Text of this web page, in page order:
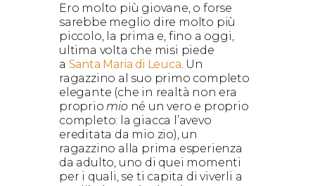
Ero molto più giovane, o forse
sarebbe meglio dire molto più
piccolo, la prima e, fino a oggi,
ultima volta che misi piede
a Santa Maria di Leuca . Un
ragazzino al suo primo completo
elegante (che in realtà non era
proprio mioné un vero e proprio
completo: la giacca l’avevo
ereditata da mio zio), un
ragazzino alla prima esperienza
da adulto, uno di quei momenti
per i quali, se ti capita di viverli a